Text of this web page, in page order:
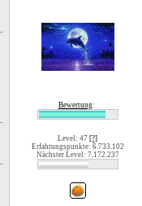
Bewertung:
Level: 47 [?]
Erfahrungspunkte: 6.733.102
Nächster Level: 7.172.237